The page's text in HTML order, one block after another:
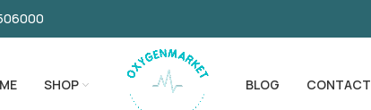
SHOP BLOG CONTACT